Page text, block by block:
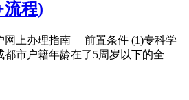
流程)
网上办理指南 前置条件 (1)专科学
都市户籍年龄在了5周岁以下的全